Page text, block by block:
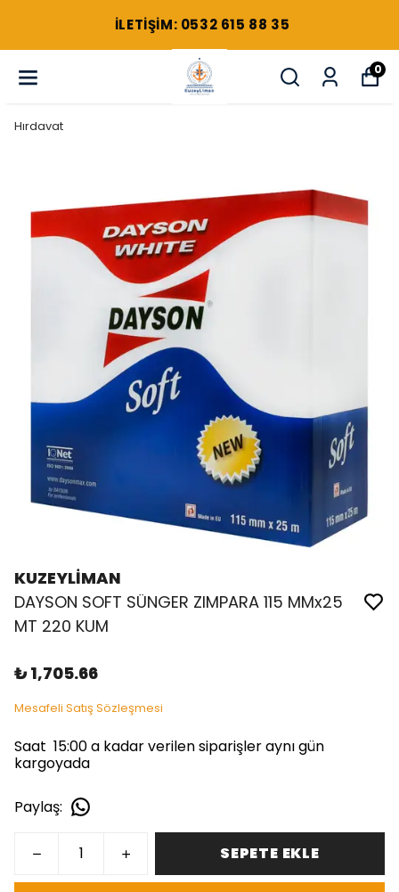
ILETIŞIM: 0532 615 88 35
0
Hırdavat
KUZEYLİMAN
DAYSON SOFT SÜNGER ZIMPARA 115 MMx25
MT 220 KUM
₺ 1,705.66
Mesafeli Satış Sözleşmesi
Saat 15:00 a kadar verilen siparişler aynı gün
kargoyada
Paylaş:
SEPETE EKLE